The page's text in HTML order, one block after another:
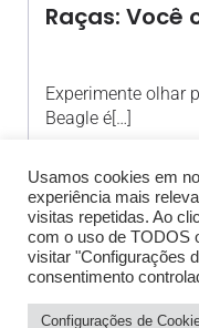
Raças: Você
Experimente olhar
Beagle é[…]
© 2026 Blog
Usamos cookies em
experiência mais
visitas repetidas. Ao
com o uso de TODOS
visitar "Configurações
consentimento
Configurações de